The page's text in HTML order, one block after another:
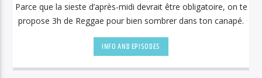
Parce que la sieste d’après-midi devrait être obligatoire, on te
propose 3h de Reggae pour bien sombrer dans ton canapé.
INFO AND EPISODES